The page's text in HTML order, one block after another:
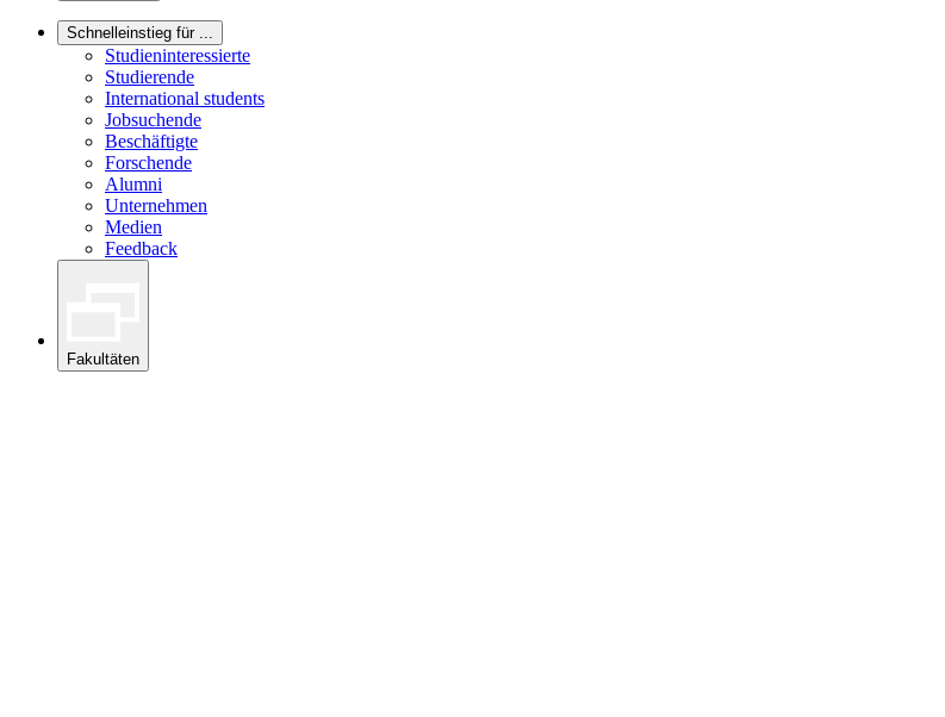
Schnelleinstieg für ...
Studieninteressierte
Studierende
International students
Jobsuchende
Beschäftigte
Forschende
Alumni
Unternehmen
Medien
Feedback
Fakultäten